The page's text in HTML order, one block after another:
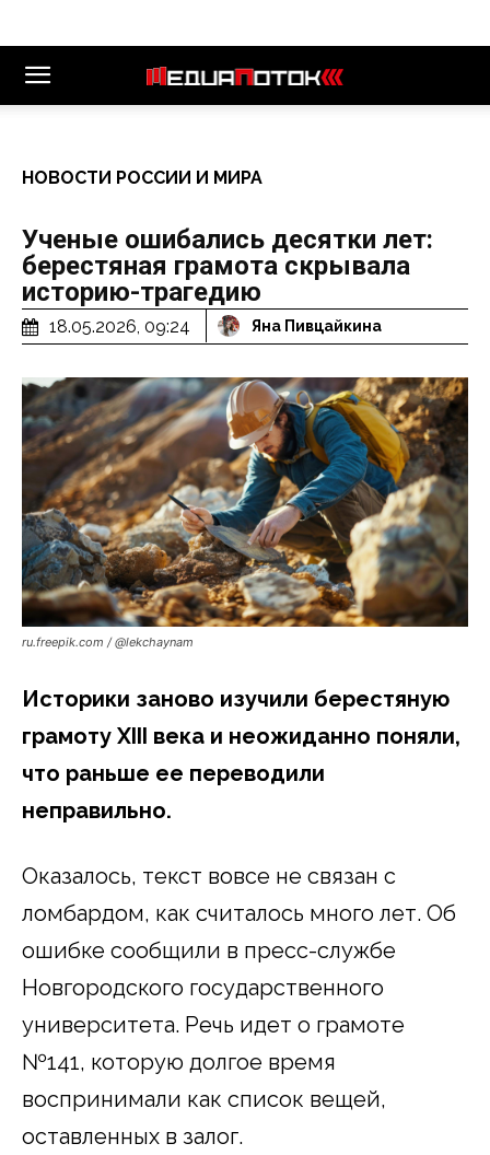
НОВОСТИ РОССИИ И МИРА
Ученые ошибались десятки лет:
берестяная грамота скрывала
историю-трагедию
18.05.2026, 09:24 Яна Пивцайкина
ru.freepik.com / @lekchaynam
Историки заново изучили берестяную
грамоту XIII века и неожиданно поняли,
что раньше ее переводили
неправильно.
Оказалось, текст вовсе не связан с
ломбардом, как считалось много лет. Об
ошибке сообщили в пресс-службе
Новгородского государственного
университета. Речь идет о грамоте
№141, которую долгое время
воспринимали как список вещей,
оставленных в залог.